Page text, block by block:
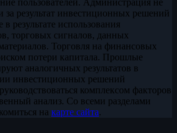
за результат инвестиционных решений
результате использования
торговых сигналов, данных
Торговля на финансовых
потери капитала. Прошлые
аналогичных результатов в
инвестиционных решений
комплексом факторов
анализ. Со всеми разделами
на карте сайта.